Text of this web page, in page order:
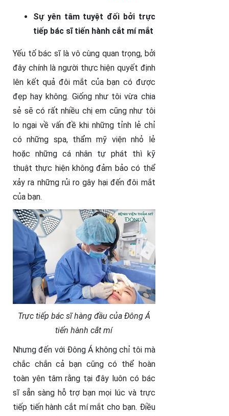
Sự yên tâm tuyệt đối bởi trực
tiếp bác sĩ tiến hành cắt mí mắt
Yếu tố bác sĩ là vô cùng quan trọng, bởi
đây chính là người thực hiện quyết định
lên kết quả đôi mắt của bạn có được
đẹp hay không. Giống như tôi vừa chia
sẻ sẽ có rất nhiều chị em cũng như tôi
lo ngại về vấn đề khi những tỉnh lẻ chỉ
có những spa, thẩm mỹ viện nhỏ lẻ
hoặc những cá nhân tự phát thì kỹ
thuật thực hiện không đảm bảo có thể
xảy ra những rủi ro gây hại đến đôi mắt
của bạn.
Trực tiếp bác sĩ hàng đầu của Đông Á
tiến hành cắt mí
Nhưng đến với Đông Á không chỉ tôi mà
chắc chắn cả bạn cũng có thể hoàn
toàn yên tâm rằng tại đây luôn có bác
sĩ sẵn sàng hỗ trợ bạn mọi lúc và trực
tiếp tiến hành cắt mí mắt cho bạn. Điều